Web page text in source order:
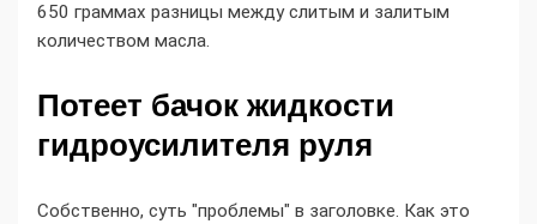
650 граммах разницы между слитым и залитым
количеством масла.
Потеет бачок жидкости
гидроусилителя руля
Собственно, суть "проблемы" в заголовке. Как это